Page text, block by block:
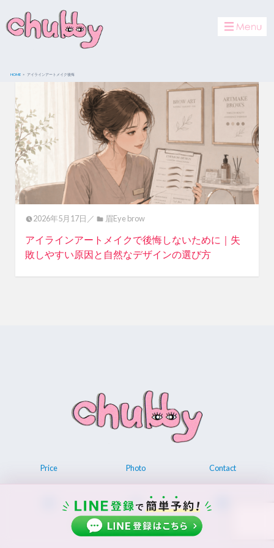
HOME アイラインアートメイク後悔
2026年5月17日／ 眉Eye brow
アイラインアートメイクで後悔しないために｜失
敗しやすい原因と自然なデザインの選び方
Price Photo Contact
© 2026 Permanent make up chubby.